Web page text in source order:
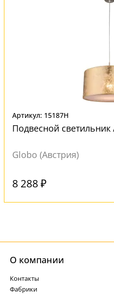
Артикул: 15187H
Подвесной светильник
Globo (Австрия)
8 288 ₽
О компании
Контакты
Фабрики